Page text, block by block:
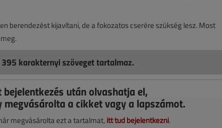
berendezést kijavítani, de a fokozatos cserére szükség lesz. Most
karakternyi szöveget tartalmaz.
után olvashatja el,
a cikket vagy a lapszámot.
megvásárolta ezt a tartalmat, itt tud bejelentkezni.